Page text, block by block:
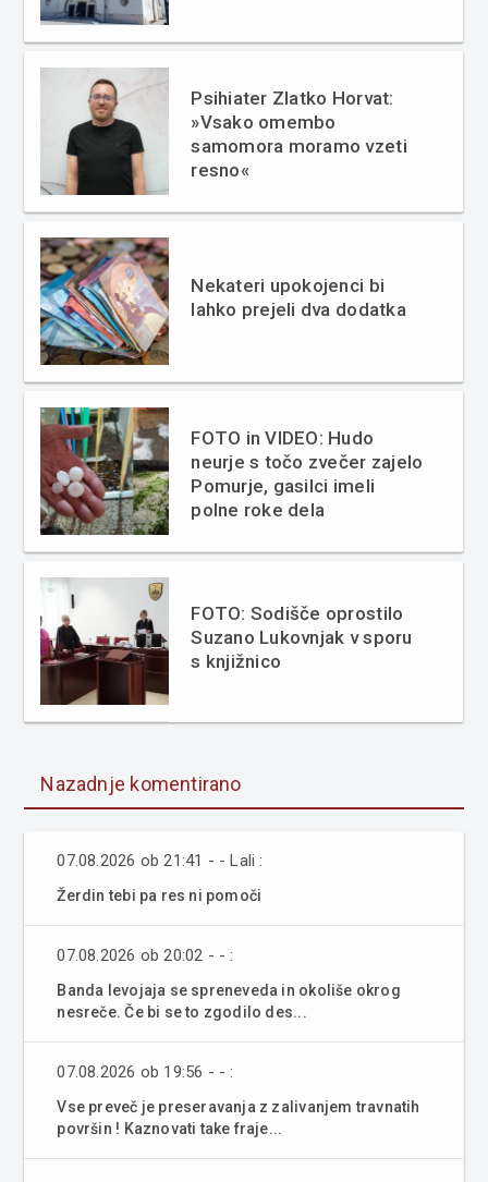
Psihiater Zlatko Horvat:
»Vsako omembo
samomora moramo vzeti
resno«
Nekateri upokojenci bi
lahko prejeli dva dodatka
FOTO in VIDEO: Hudo
neurje s točo zvečer zajelo
Pomurje, gasilci imeli
polne roke dela
FOTO: Sodišče oprostilo
Suzano Lukovnjak v sporu
s knjižnico
Nazadnje komentirano
07.08.2026 ob 21:41 - - Lali :
Žerdin tebi pa res ni pomoči
07.08.2026 ob 20:02 - - :
Banda levojaja se spreneveda in okoliše okrog
nesreče. Če bi se to zgodilo des...
07.08.2026 ob 19:56 - - :
Vse preveč je preseravanja z zalivanjem travnatih
površin ! Kaznovati take fraje...